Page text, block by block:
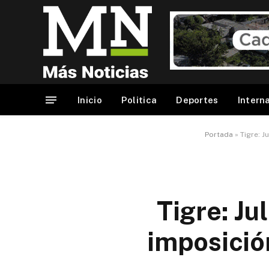
Inicio Politica Deportes
Portada » Tigre:
Tigre: